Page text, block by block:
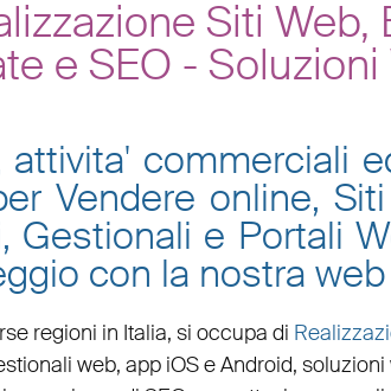
Siti
e SEO -
commerciali
Vendere online,
e Portali
con la nostra
regioni in Italia, si occupa di
web, app iOS e Android, soluzioni